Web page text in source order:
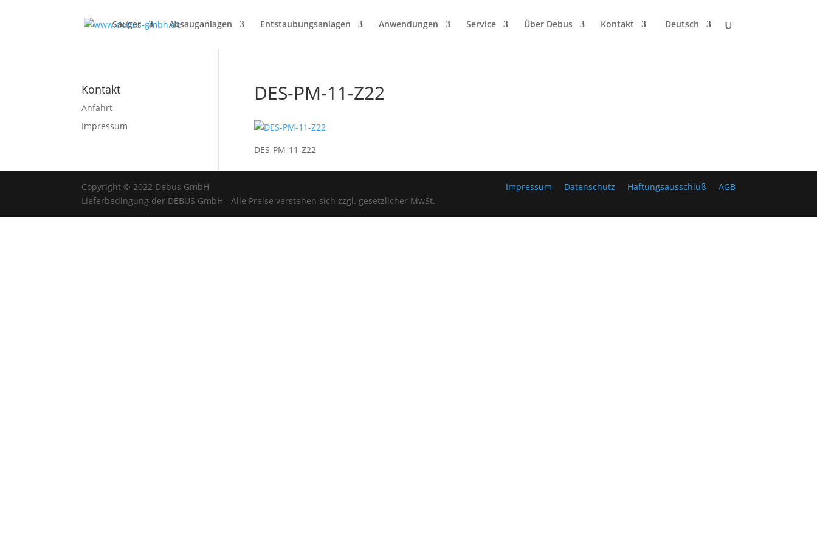
Sauger Absauganlagen Entstaubungsanlagen Anwendungen Service Über Debus Kontakt Deutsch
DES-PM-11-Z22
DES-PM-11-Z22
Kontakt
Anfahrt
Impressum
Impressum Datenschutz Haftungsausschluß AGB
Copyright © 2022 Debus GmbH
Lieferbedingung der DEBUS GmbH - Alle Preise verstehen sich zzgl. gesetzlicher MwSt.